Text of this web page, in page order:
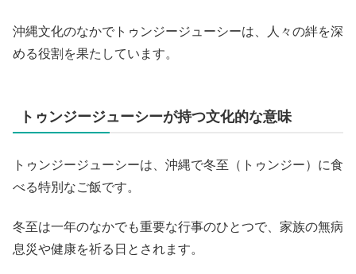
沖縄文化のなかでトゥンジージューシーは、人々の絆を深
める役割を果たしています。
トゥンジージューシーが持つ文化的な意味
トゥンジージューシーは、沖縄で冬至（トゥンジー）に食
べる特別なご飯です。
冬至は一年のなかでも重要な行事のひとつで、家族の無病
息災や健康を祈る日とされます。